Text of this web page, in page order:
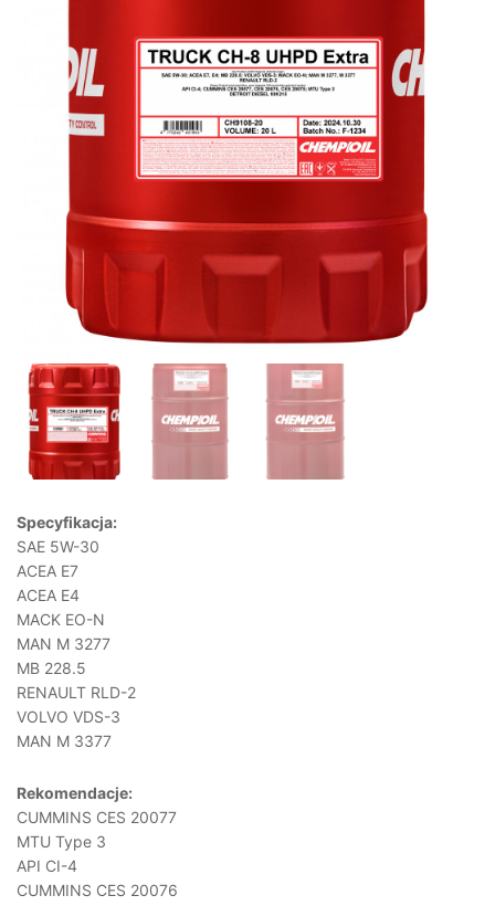
Specyfikacja:
SAE 5W-30
ACEA E7
ACEA E4
MACK EO-N
MAN M 3277
MB 228.5
RENAULT RLD-2
VOLVO VDS-3
MAN M 3377
Rekomendacje:
CUMMINS CES 20077
MTU Type 3
API CI-4
CUMMINS CES 20076